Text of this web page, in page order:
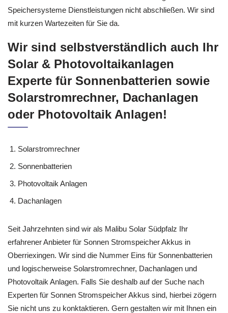
Speichersysteme Dienstleistungen nicht abschließen. Wir sind
mit kurzen Wartezeiten für Sie da.
Wir sind selbstverständlich auch Ihr
Solar & Photovoltaikanlagen
Experte für Sonnenbatterien sowie
Solarstromrechner, Dachanlagen
oder Photovoltaik Anlagen!
Solarstromrechner
Sonnenbatterien
Photovoltaik Anlagen
Dachanlagen
Seit Jahrzehnten sind wir als Malibu Solar Südpfalz Ihr
erfahrener Anbieter für Sonnen Stromspeicher Akkus in
Oberriexingen. Wir sind die Nummer Eins für Sonnenbatterien
und logischerweise Solarstromrechner, Dachanlagen und
Photovoltaik Anlagen. Falls Sie deshalb auf der Suche nach
Experten für Sonnen Stromspeicher Akkus sind, hierbei zögern
Sie nicht uns zu konktaktieren. Gern gestalten wir mit Ihnen ein